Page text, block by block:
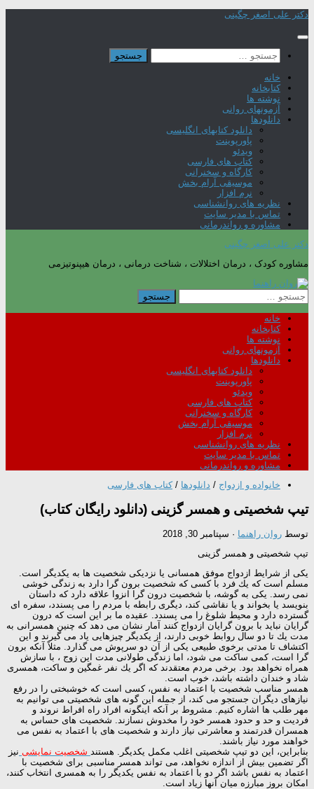
Skip
content
دکتر علی اصغر چگینی
جستجو
برای:
خانه
کتابخانه
نوشته ها
آزمونهای روانی
دانلودها
دانلود کتابهای انگلیسی
پاورپوینت
ویدئو
کتاب های فارسی
کارگاه و سخنرانی
موسیقی آرام بخش
نرم افزار
نظریه های روانشناسی
تماس با مدیر سایت
مشاوره و رواندرمانی
دکتر علی اصغر چگینی
مشاوره کودک ، درمان اختلالات ، شناخت درمانی ، درمان هیپنوتیزمی
جستجو
برای:
خانه
کتابخانه
نوشته ها
آزمونهای روانی
دانلودها
دانلود کتابهای انگلیسی
پاورپوینت
ویدئو
کتاب های فارسی
کارگاه و سخنرانی
موسیقی آرام بخش
نرم افزار
نظریه های روانشناسی
تماس با مدیر سایت
مشاوره و رواندرمانی
خانواده و ازدواج / دانلودها / کتاب های فارسی
تیپ شخصیتی و همسر گزینی (دانلود رایگان کتاب)
توسط روان راهنما · سپتامبر 30, 2018
تیپ شخصیتی و همسر گزینی
یكی از شرایط ازدواج موفق همسانی یا نزدیكی شخصیت ها به یكدیگر است.
مسلم است كه یك فرد با كسی كه شخصیت برون گرا دارد به زندگی خوشی
نمی رسد. یكی به گوشه، با شخصیت درون گرا انزوا علاقه دارد كه داستان
بنویسد یا بخواند و یا نقاشی كند، دیگری رابطه با مردم را می پسندد، سفره ای
گسترده دارد و محیط شلوغ را می پسندد. عقیده ما بر این است كه درون
گرایان نباید با برون گرایان ازدواج كنند آمار نشان می دهد كه چنین همسرانی به
مدت یك تا دو سال روابط خوبی دارند، از یكدیگر چیزهایی یاد می گیرند و این
اكتشاف تا مدتی برخوی طبیعی یكی از آن دو سرپوش می گذارد. مثلاً آنكه برون
گرا است، كمی ساكت می شود، اما زندگی طولانی مدت این زوج ، با سازش
همراه نخواهد بود. برخی مردم معتقدند كه اگر یك نفر غمگین و ساكت، همسری
شاد و خندان داشته باشد، خوب است.
همسر مناسب شخصیت با اعتماد به نفس، كسی است كه خوشبختی را در رفع
نیازهای دیگران جستجو می كند، از جمله این گونه های شخصیتی می توانیم به
مهر طلب ها اشاره كنیم. مشروط بر آنكه اینگونه افراد راه افراط نروند و
فردیت و حد و حدود همسر خود را مخدوش نسازند. شخصیت های حساس به
همسران قدرتمند و معاشرتی نیاز دارند و شخصیت های با اعتماد به نفس می
خواهند مورد نیاز باشند.
بنابراین، این دو تیپ شخصیتی اغلب مكمل یكدیگر. هستند شخصیت نمایشی نیز
اگر تضمین بیش از اندازه نخواهد، می تواند همسر مناسبی برای شخصیت با
اعتماد به نفس باشد اگر دو با اعتماد به نفس یكدیگر را به همسری انتخاب كنند،
امكان بروز مبارزه میان آنها زیاد است.